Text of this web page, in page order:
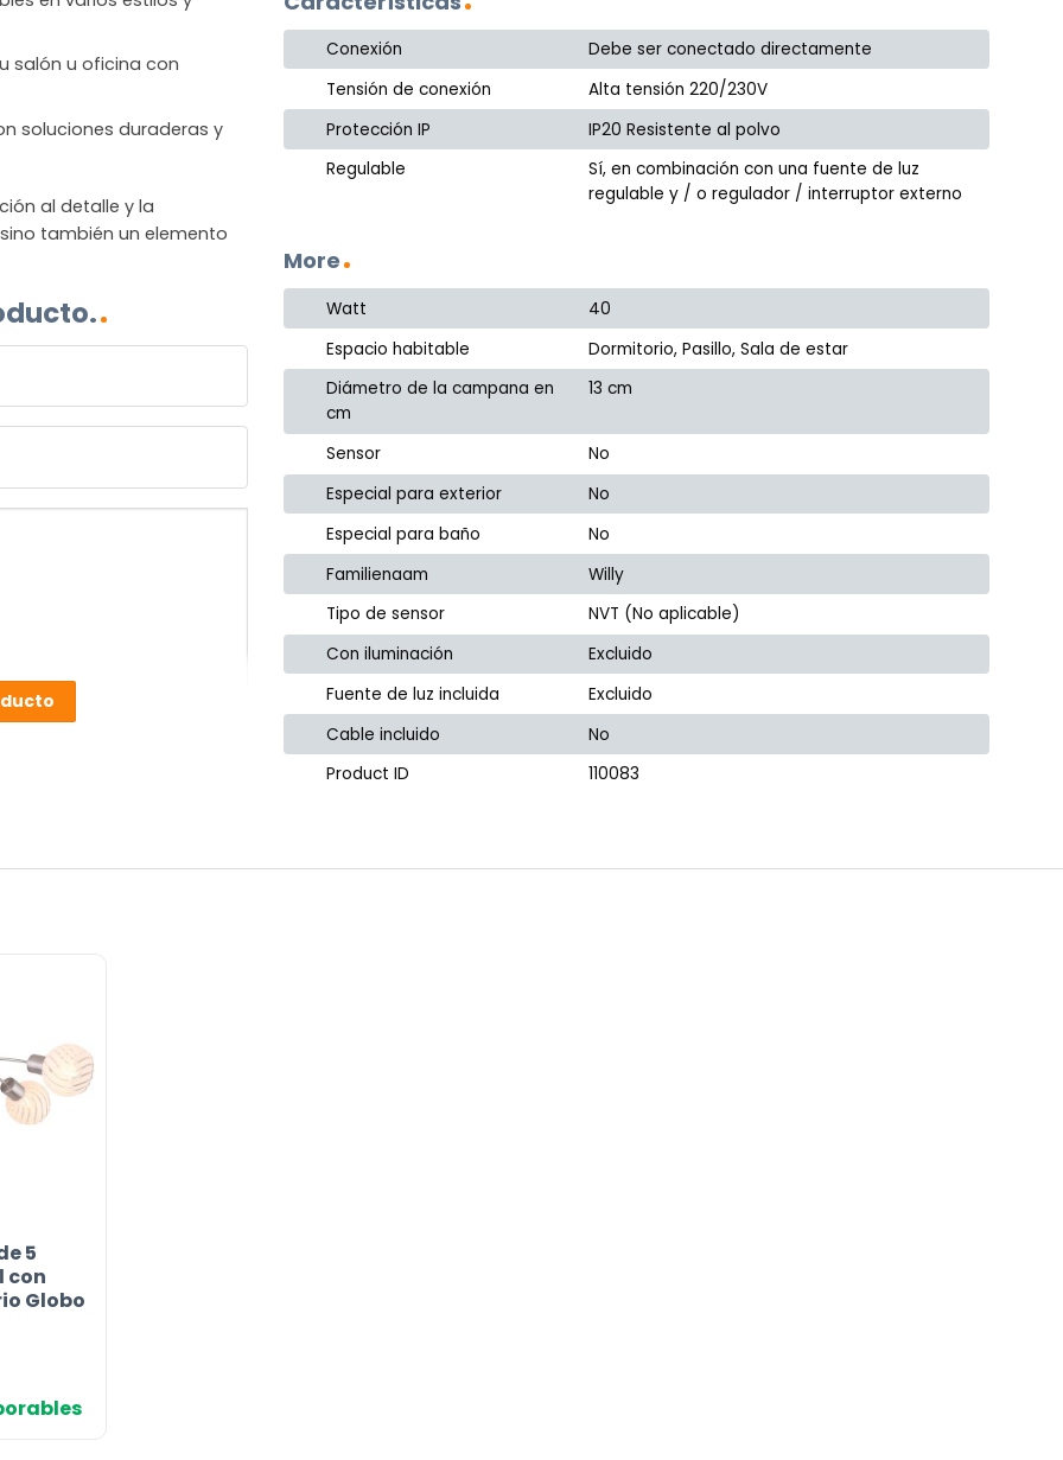
salón u oficina con
soluciones duraderas y
al detalle y la
también un elemento
Conexión
Debe ser conectado directamente
Tensión de conexión
Alta tensión 220/230V
Protección IP
IP20 Resistente al polvo
Regulable
Sí, en combinación con una fuente de luz
regulable y / o regulador / interruptor externo
More
Watt
40
Espacio habitable
Dormitorio, Pasillo, Sala de estar
Diámetro de la campana en
cm
13 cm
Sensor
No
Especial para exterior
No
Especial para baño
No
Familienaam
Willy
Tipo de sensor
NVT (No aplicable)
Con iluminación
Excluido
Fuente de luz incluida
Excluido
Cable incluido
No
Product ID
110083
5
con
Globo